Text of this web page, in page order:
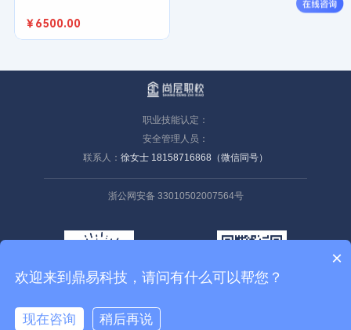
￥6500.00
职业技能认定：
安全管理人员：
联系人： 徐女士 18158716868（微信同号）
浙公网安备 33010502007564号
手机端扫码
×
欢迎来到鼎易科技，请问有什么可以帮您？
现在咨询 稍后再说